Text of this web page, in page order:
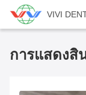
VIVI
การแสดงสิ